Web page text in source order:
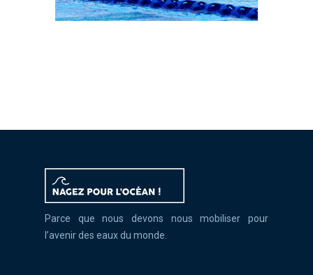
Parce que nous devons nous mobiliser pour
l’avenir des eaux du monde.